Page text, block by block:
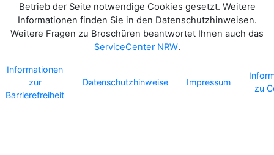
Betrieb der Seite notwendige Cookies gesetzt. Weitere
Informationen finden Sie in den Datenschutzhinweisen.
Weitere Fragen zu Broschüren beantwortet Ihnen auch das
ServiceCenter NRW.
Informationen
zur
Barrierefreiheit
Datenschutzhinweise Impressum
zu